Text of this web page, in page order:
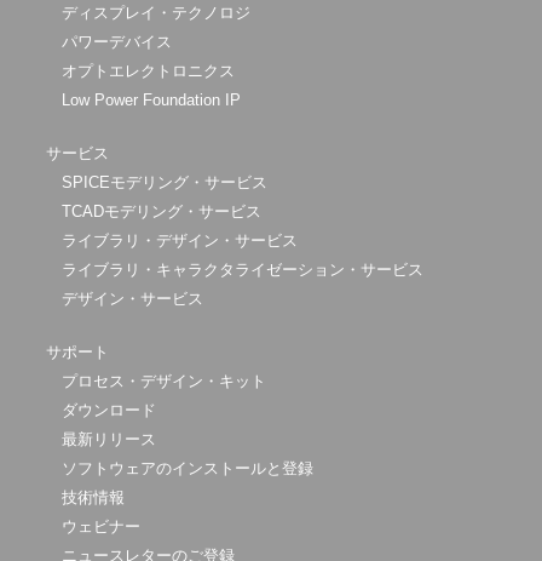
ディスプレイ・テクノロジ
パワーデバイス
オプトエレクトロニクス
Low Power Foundation IP
サービス
SPICEモデリング・サービス
TCADモデリング・サービス
ライブラリ・デザイン・サービス
ライブラリ・キャラクタライゼーション・サービス
デザイン・サービス
サポート
プロセス・デザイン・キット
ダウンロード
最新リリース
ソフトウェアのインストールと登録
技術情報
ウェビナー
ニュースレターのご登録